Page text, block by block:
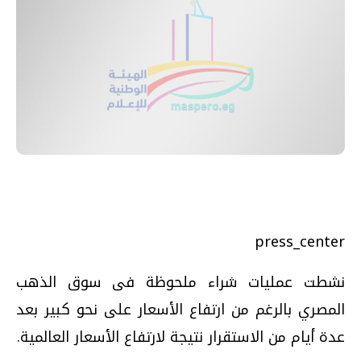
press_center
نشطت عمليات شراء ملحوظة فى سوق الذهب
المصري بالرغم من ارتفاع الأسعار على نحو كبير بعد
عدة أيام من الاستقرار نتيجة لارتفاع الأسعار العالمية.